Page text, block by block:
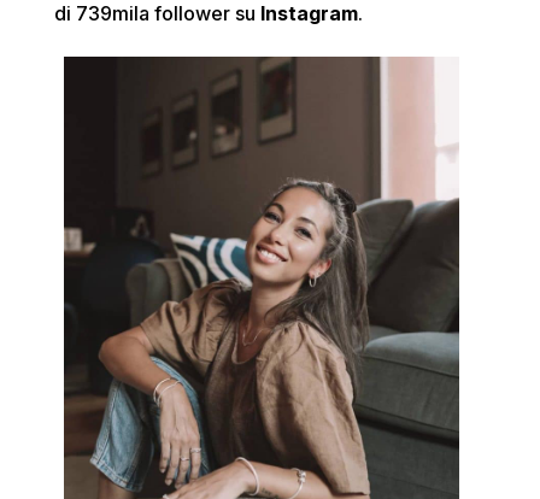
di 739mila follower su Instagram.